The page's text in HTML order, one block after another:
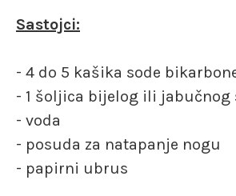
Sastojci:
- 4 do 5 kašika sode
- 1 šoljica bijelog ili jabučnog
- voda
- posuda za natapanje nogu
- papirni ubrus